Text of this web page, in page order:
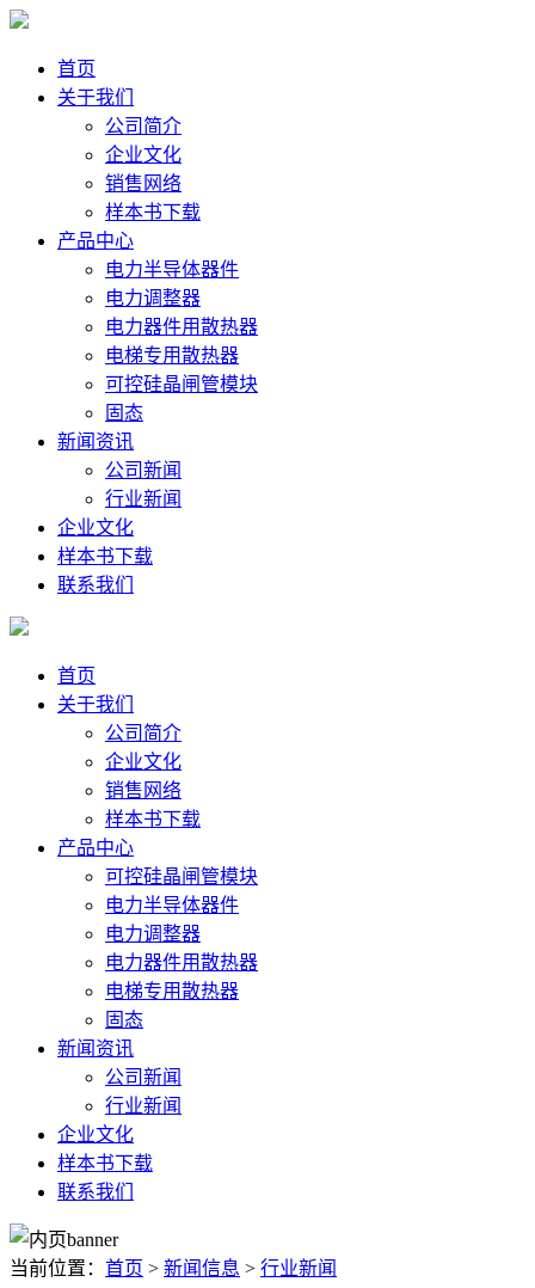
首页
关于我们
公司简介
企业文化
销售网络
样本书下载
产品中心
电力半导体器件
电力调整器
电力器件用散热器
电梯专用散热器
可控硅晶闸管模块
固态
新闻资讯
公司新闻
行业新闻
企业文化
样本书下载
联系我们
首页
关于我们
公司简介
企业文化
销售网络
样本书下载
产品中心
可控硅晶闸管模块
电力半导体器件
电力调整器
电力器件用散热器
电梯专用散热器
固态
新闻资讯
公司新闻
行业新闻
企业文化
样本书下载
联系我们
当前位置： 首页 > 新闻信息 > 行业新闻